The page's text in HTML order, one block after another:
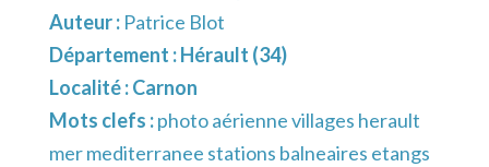
Auteur : Patrice Blot
Département :Hérault (34)
Localité :Carnon
Mots clefs :photo aérienne villages herault
mer mediterranee stations balneaires etangs